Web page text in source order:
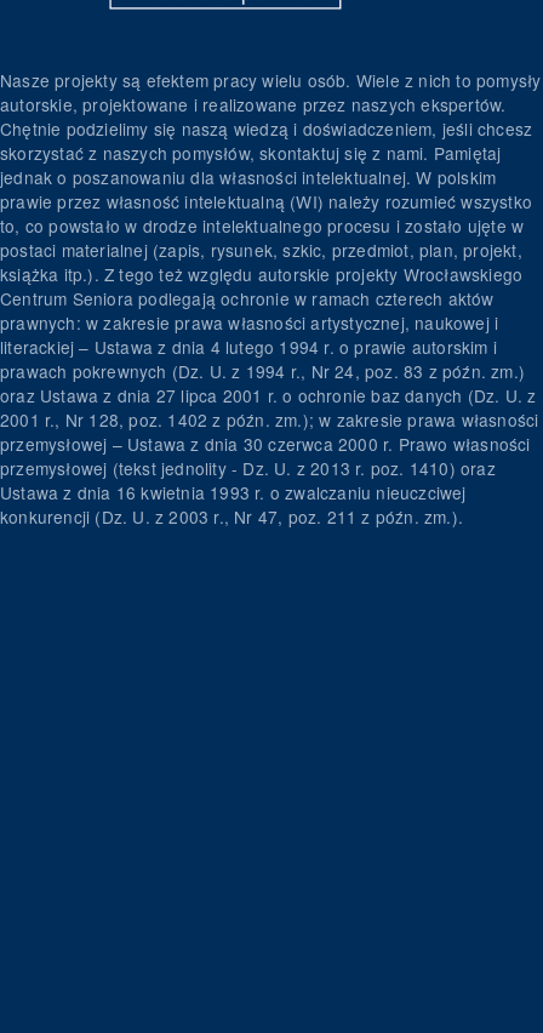
Nasze projekty są efektem pracy wielu osób. Wiele z nich to pomysły
autorskie, projektowane i realizowane przez naszych ekspertów.
Chętnie podzielimy się naszą wiedzą i doświadczeniem, jeśli chcesz
skorzystać z naszych pomysłów, skontaktuj się z nami. Pamiętaj
jednak o poszanowaniu dla własności intelektualnej. W polskim
prawie przez własność intelektualną (WI) należy rozumieć wszystko
to, co powstało w drodze intelektualnego procesu i zostało ujęte w
postaci materialnej (zapis, rysunek, szkic, przedmiot, plan, projekt,
książka itp.). Z tego też względu autorskie projekty Wrocławskiego
Centrum Seniora podlegają ochronie w ramach czterech aktów
prawnych: w zakresie prawa własności artystycznej, naukowej i
literackiej – Ustawa z dnia 4 lutego 1994 r. o prawie autorskim i
prawach pokrewnych (Dz. U. z 1994 r., Nr 24, poz. 83 z późn. zm.)
oraz Ustawa z dnia 27 lipca 2001 r. o ochronie baz danych (Dz. U. z
2001 r., Nr 128, poz. 1402 z późn. zm.); w zakresie prawa własności
przemysłowej – Ustawa z dnia 30 czerwca 2000 r. Prawo własności
przemysłowej (tekst jednolity - Dz. U. z 2013 r. poz. 1410) oraz
Ustawa z dnia 16 kwietnia 1993 r. o zwalczaniu nieuczciwej
konkurencji (Dz. U. z 2003 r., Nr 47, poz. 211 z późn. zm.).